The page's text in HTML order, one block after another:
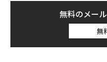
た。26歳のスラッガーに
0億円）に加え、7500万
ナスが支払われる。さら
ー契約）収入として500
無料のメー
無